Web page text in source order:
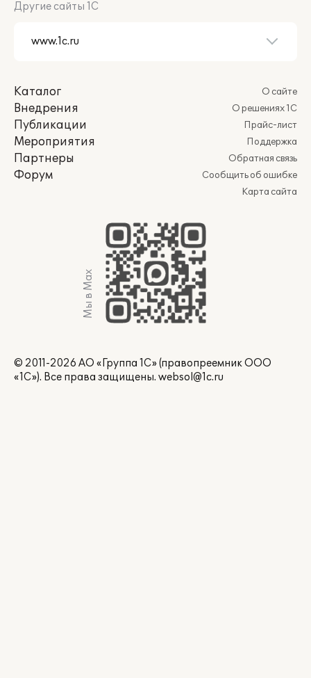
Другие сайты 1С
Каталог
Внедрения
Публикации
Мероприятия
Партнеры
Форум
О сайте
О решениях 1С
Прайс-лист
Поддержка
Обратная связь
Сообщить об ошибке
Карта сайта
Мы в Max
© 2011-2026 АО «Группа 1С» (правопреемник ООО
«1С»). Все права защищены. websol@1c.ru